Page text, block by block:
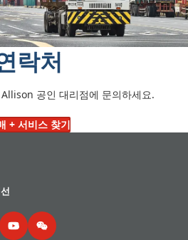
락처
공인 대리점에 문의하세요.
+ 서비스 찾기
YouTubeWeChat